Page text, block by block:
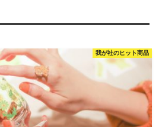
我が社のヒット商品